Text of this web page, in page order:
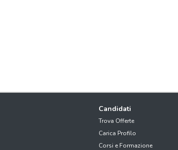
Candidati
Trova Offerte
Carica Profilo
Corsi e Formazione